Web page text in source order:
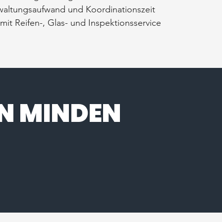
und Koordinationszeit
Reifen-, Glas- und Inspektionsservice
MINDEN